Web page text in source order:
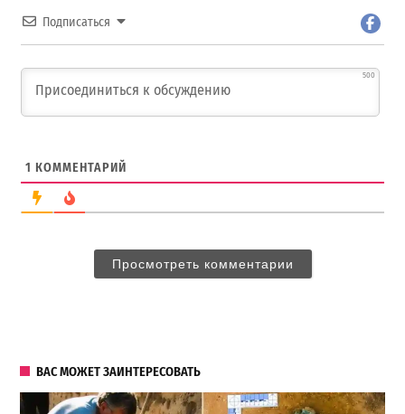
Подписаться
500
1 КОММЕНТАРИЙ
Просмотреть комментарии
ВАС МОЖЕТ ЗАИНТЕРЕСОВАТЬ